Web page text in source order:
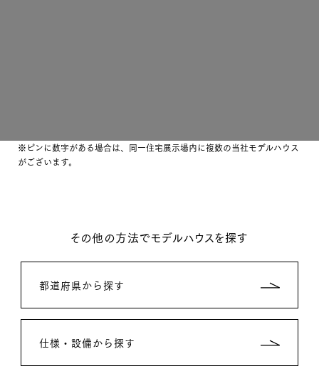
※ピンに数字がある場合は、同一住宅展示場内に複数の当社モデルハウス
がございます。
その他の方法でモデルハウスを探す
都道府県から探す
仕様・設備から探す